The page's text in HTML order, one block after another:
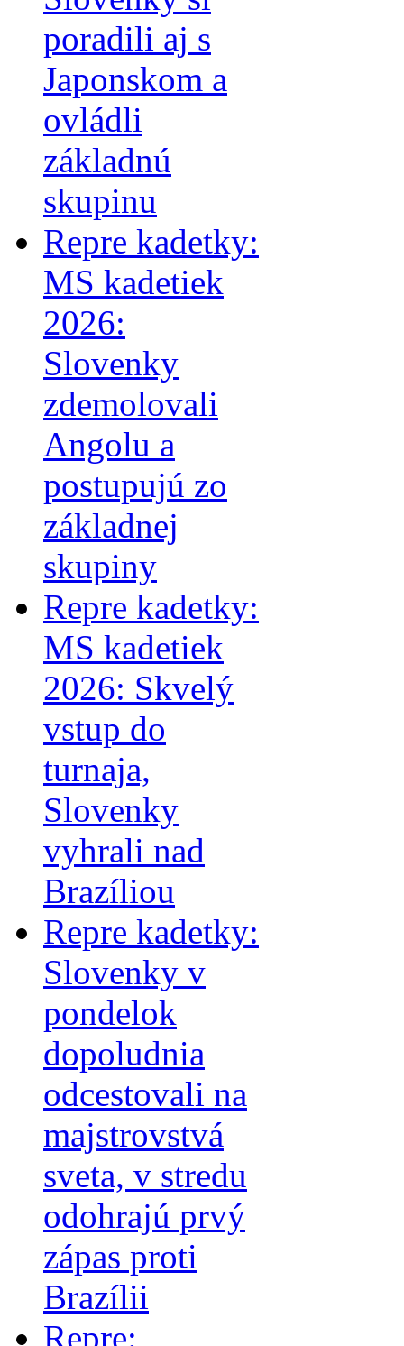
poradili aj s
Japonskom a
ovládli
základnú
skupinu
Repre kadetky:
MS kadetiek
2026:
Slovenky
zdemolovali
Angolu a
postupujú zo
základnej
skupiny
Repre kadetky:
MS kadetiek
2026: Skvelý
vstup do
turnaja,
Slovenky
vyhrali nad
Brazíliou
Repre kadetky:
Slovenky v
pondelok
dopoludnia
odcestovali na
majstrovstvá
sveta, v stredu
odohrajú prvý
zápas proti
Brazílii
Repre: